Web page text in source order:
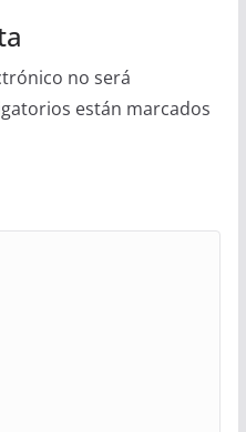
no será
están marcados